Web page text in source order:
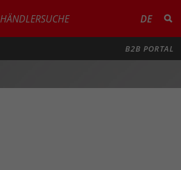
HÄNDLERSUCHE DE
B2B PORTAL